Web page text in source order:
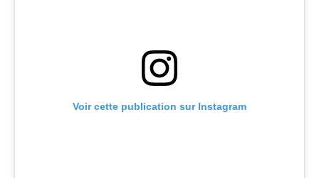
Voir cette publication sur Instagram